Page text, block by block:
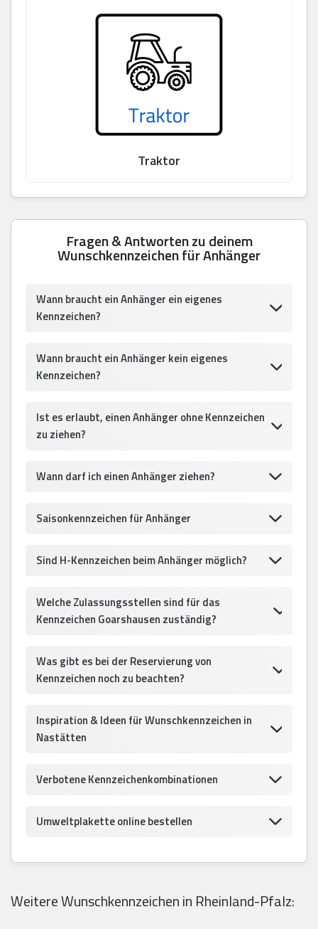
Traktor
Fragen & Antworten zu deinem
Wunschkennzeichen für Anhänger
Wann braucht ein Anhänger ein eigenes
Kennzeichen?
Wann braucht ein Anhänger kein eigenes
Kennzeichen?
Ist es erlaubt, einen Anhänger ohne Kennzeichen
zu ziehen?
Wann darf ich einen Anhänger ziehen?
Saisonkennzeichen für Anhänger
Sind H-Kennzeichen beim Anhänger möglich?
Welche Zulassungsstellen sind für das
Kennzeichen Goarshausen zuständig?
Was gibt es bei der Reservierung von
Kennzeichen noch zu beachten?
Inspiration & Ideen für Wunschkennzeichen in
Nastätten
Verbotene Kennzeichenkombinationen
Umweltplakette online bestellen
Weitere Wunschkennzeichen in Rheinland-Pfalz: